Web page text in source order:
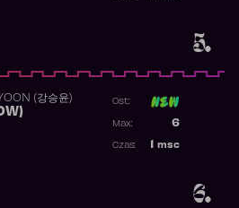
5.
6.
(강승윤) Ost:
6
Max:
msc
Czas: